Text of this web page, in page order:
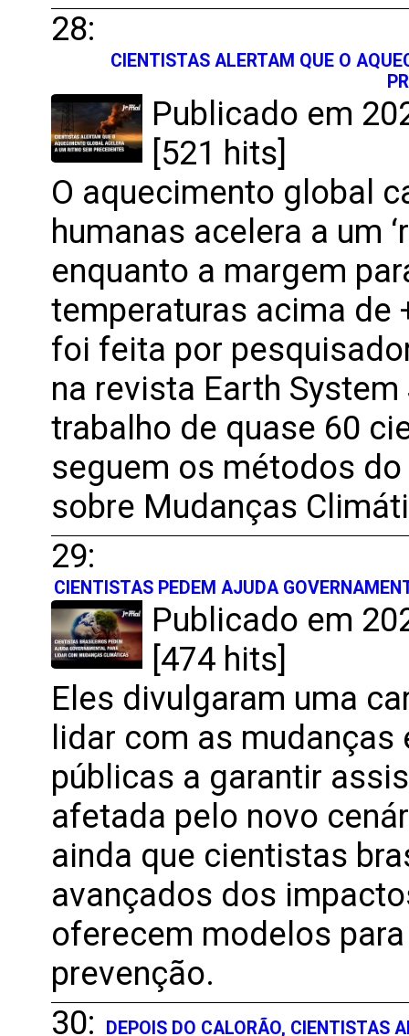
28:
CIENTISTAS ALERTAM QUE O
Publicado em
[521 hits]
O aquecimento global
humanas acelera a um
enquanto a margem
temperaturas acima de
foi feita por
na revista Earth
trabalho de quase 60
seguem os métodos
sobre Mudanças
29:
CIENTISTAS PEDEM AJUDA
Publicado em
[474 hits]
Eles divulgaram uma
lidar com as
públicas a garantir
afetada pelo novo
ainda que cientistas
avançados dos
oferecem modelos
prevenção.
30:
DEPOIS DO CALORÃO, CIENTISTAS